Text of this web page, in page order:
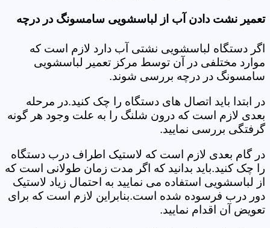
تعمیر نشت دادن آب از لباسشویی سامسونگ در درچه
اگر دستگاه لباسشویی نشتی آب دارد لازم است که
موارد مختلفی در آن توسط مرکز تعمیر لباسشویی
سامسونگ در درچه بررسی شوند.
در ابتدا باید اتصال های دستگاه را چک کنید.در مرحله
بعدی لازم است که درون شلنگ را به علت وجود هر گونه
گرفتگی بررسی نمایید.
در گام بعدی لازم است که لاستیک اطراف درب دستگاه
را چک کنید.باید بدانید که اگر مدت زمان طولانی است که
از لباسشویی استفاده می نمایید به احتمال زیاد لاستیک
دور درب فرسوده شده است.بنابراین لازم است که برای
تعویض آن اقدام نمایید.